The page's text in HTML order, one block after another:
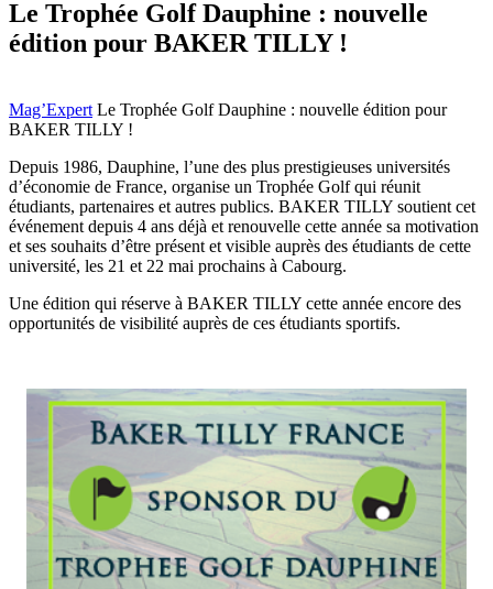
Le Trophée Golf Dauphine : nouvelle
édition pour BAKER TILLY !
Mag’Expert Le Trophée Golf Dauphine : nouvelle édition pour
BAKER TILLY !
Depuis 1986, Dauphine, l’une des plus prestigieuses universités
d’économie de France, organise un Trophée Golf qui réunit
étudiants, partenaires et autres publics. BAKER TILLY soutient cet
événement depuis 4 ans déjà et renouvelle cette année sa motivation
et ses souhaits d’être présent et visible auprès des étudiants de cette
université, les 21 et 22 mai prochains à Cabourg.
Une édition qui réserve à BAKER TILLY cette année encore des
opportunités de visibilité auprès de ces étudiants sportifs.